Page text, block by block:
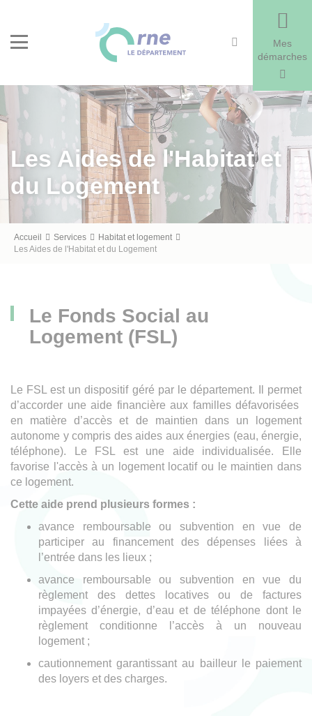
Menu
Mes
démarches
Les Aides de l'Habitat et
du Logement
Fil
d'Ariane
Accueil Services
Habitat et logement
Les Aides de l'Habitat et du Logement
Le Fonds Social au
Logement (FSL)
Le FSL est un dispositif géré par le département. Il permet
d’accorder une aide financière aux familles défavorisées
en matière d’accès et de maintien dans un logement
autonome y compris des aides aux énergies (eau, énergie,
téléphone). Le FSL est une aide individualisée. Elle
favorise l'accès à un logement locatif ou le maintien dans
ce logement.
Cette aide prend plusieurs formes :
avance remboursable ou subvention en vue de
participer au financement des dépenses liées à
l’entrée dans les lieux ;
avance remboursable ou subvention en vue du
règlement des dettes locatives ou de factures
impayées d’énergie, d’eau et de téléphone dont le
règlement conditionne l’accès à un nouveau
logement ;
cautionnement garantissant au bailleur le paiement
des loyers et des charges.